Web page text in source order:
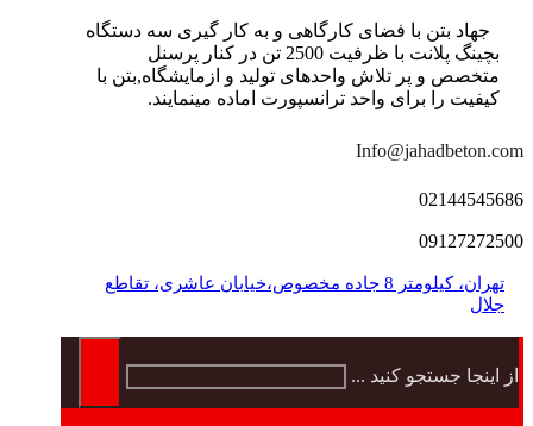
جهاد بتن با فضای کارگاهی و به کار گیری سه دستگاه
بچینگ پلانت با ظرفیت 2500 تن در کنار پرسنل
متخصص و پر تلاش واحدهای تولید و ازمایشگاه,بتن با
کیفیت را برای واحد ترانسپورت اماده مینمایند.
Info@jahadbeton.com
02144545686
09127272500
تهران، کیلومتر 8 جاده مخصوص،خیابان عاشری، تقاطع
جلال
از اینجا جستجو کنید ...